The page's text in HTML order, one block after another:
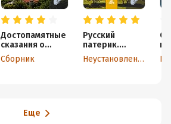
Достопамятные
сказания о
подвижничеств
е святых и
Сборник
Русский
патерик.
Жития великих
русских святых
Неустановленный автор
Еще